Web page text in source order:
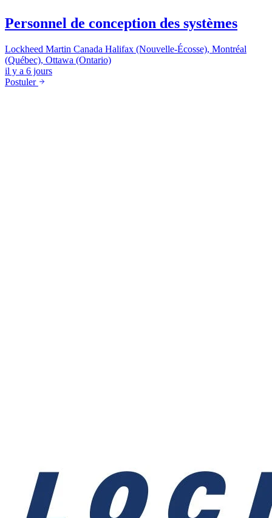
Personnel de conception des systèmes
Lockheed Martin Canada Halifax (Nouvelle-Écosse), Montréal
(Québec), Ottawa (Ontario)
il y a 6 jours
Postuler